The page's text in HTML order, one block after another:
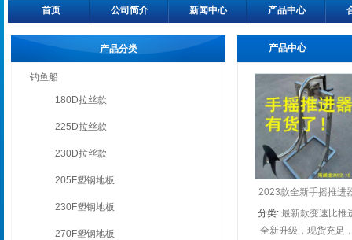
首页 公司简介 新闻中心 产品中心
产品分类
钓鱼船
180D拉丝款
225D拉丝款
230D拉丝款
205F塑钢地板
230F塑钢地板
270F塑钢地板
产品中心
2023款全新手摇推进
分类: 最新款变速比推
器
全新升级，现货充足